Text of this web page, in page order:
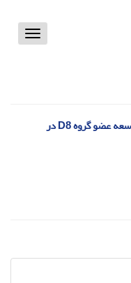
Toggle
دو دهه عملکرد کشورهای اسلامی در حال توسعه عضو گروه D8 در